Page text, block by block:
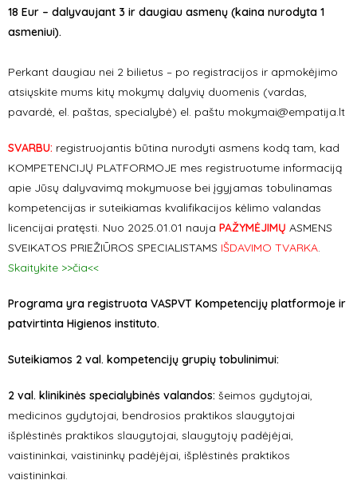
18 Eur – dalyvaujant 3 ir daugiau asmenų (kaina nurodyta 1
asmeniui).
Perkant daugiau nei 2 bilietus – po registracijos ir apmokėjimo
atsiųskite mums kitų mokymų dalyvių duomenis (vardas,
pavardė, el. paštas, specialybė) el. paštu mokymai@empatija.lt
SVARBU: registruojantis būtina nurodyti asmens kodą tam, kad
KOMPETENCIJŲ PLATFORMOJE mes registruotume informaciją
apie Jūsų dalyvavimą mokymuose bei įgyjamas tobulinamas
kompetencijas ir suteikiamas kvalifikacijos kėlimo valandas
licencijai pratęsti. Nuo 2025.01.01 nauja PAŽYMĖJIMŲ ASMENS
SVEIKATOS PRIEŽIŪROS SPECIALISTAMS IŠDAVIMO TVARKA.
Skaitykite >>čia<<
Programa yra registruota VASPVT Kompetencijų platformoje ir
patvirtinta Higienos instituto.
Suteikiamos 2 val. kompetencijų grupių tobulinimui:
2 val. klinikinės specialybinės valandos: šeimos gydytojai,
medicinos gydytojai, bendrosios praktikos slaugytojai
išplėstinės praktikos slaugytojai, slaugytojų padėjėjai,
vaistininkai, vaistininkų padėjėjai, išplėstinės praktikos
vaistininkai.